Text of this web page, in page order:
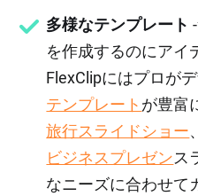
多様なテンプレート
を作成するのにアイ
FlexClipにはプロが
テンプレート が豊富
旅行スライドショー、
ビジネスプレゼンス
なニーズに合わせて